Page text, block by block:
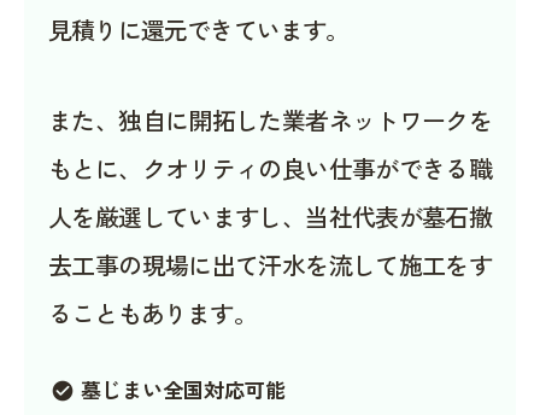
見積りに還元できています。
また、独自に開拓した業者ネットワークを
もとに、クオリティの良い仕事ができる職
人を厳選していますし、当社代表が墓石撤
去工事の現場に出て汗水を流して施工をす
ることもあります。
check_circle 墓じまい全国対応可能